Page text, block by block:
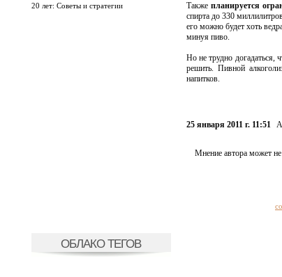
20 лет: Советы и стратегии
ОБЛАКО ТЕГОВ
Также планируется
спирта до 330
его можно будет хоть
минуя пиво.
Но не трудно догадаться,
решить. Пивной
напитков.
25 января 2011 г. 11:51
Мнение автора может